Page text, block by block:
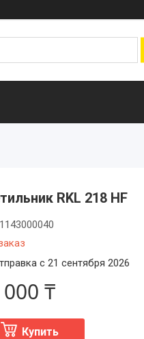
RKL 218 HF
1143000040
с 21 сентября 2026
₸
Купить